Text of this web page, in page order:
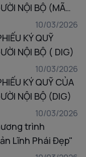
NỘI BỘ (MÃ
10/03/2026
KÝ QUỸ
NỘI BỘ ( DIG)
10/03/2026
KÝ QUỸ CỦA
NỘI BỘ (DIG)
10/03/2026
trình
Lĩnh Phái Đẹp"